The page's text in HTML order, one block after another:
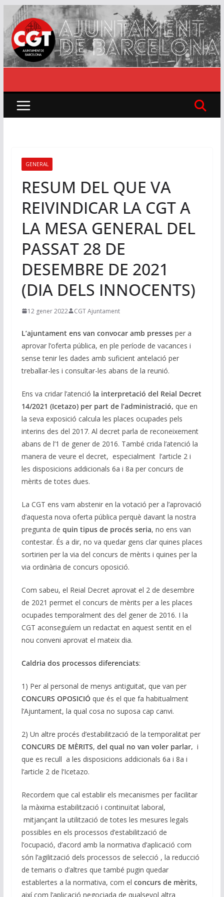
Skip
to
content
GENERAL
RESUM DEL QUE VA
REIVINDICAR LA CGT A
LA MESA GENERAL DEL
PASSAT 28 DE
DESEMBRE DE 2021
(DIA DELS INNOCENTS)
12 gener 2022 CGT Ajuntament
L’ajuntament ens van convocar amb presses per a
aprovar l’oferta pública, en ple període de vacances i
sense tenir les dades amb suficient antelació per
treballar-les i consultar-les abans de la reunió.
Ens va cridar l’atenció la interpretació del Reial Decret
14/2021 (Icetazo) per part de l’administració, que en
la seva exposició calcula les places ocupades pels
interins des del 2017. Al decret parla de reconeixement
abans de l’1 de gener de 2016. També crida l’atenció la
manera de veure el decret, especialment l’article 2 i
les disposicions addicionals 6a i 8a per concurs de
mèrits de totes dues.
La CGT ens vam abstenir en la votació per a l’aprovació
d’aquesta nova oferta pública perquè davant la nostra
pregunta de quin tipus de procés seria, no ens van
contestar. És a dir, no va quedar gens clar quines places
sortirien per la via del concurs de mèrits i quines per la
via ordinària de concurs oposició.
Com sabeu, el Reial Decret aprovat el 2 de desembre
de 2021 permet el concurs de mèrits per a les places
ocupades temporalment des del gener de 2016. I la
CGT aconseguíem un redactat en aquest sentit en el
nou conveni aprovat el mateix dia.
Caldria dos processos diferenciats:
1) Per al personal de menys antiguitat, que van per
CONCURS OPOSICIÓque és el que fa habitualment
l’Ajuntament, la qual cosa no suposa cap canvi.
2) Un altre procés d’estabilització de la temporalitat per
CONCURS DE MÈRITS, del qual no van voler parlar, i
que es recull a les disposicions addicionals 6a i 8a i
l’article 2 de l’Icetazo.
Recordem que cal establir els mecanismes per facilitar
la màxima estabilització i continuïtat laboral,
mitjançant la utilització de totes les mesures legals
possibles en els processos d’estabilització de
l’ocupació, d’acord amb la normativa d’aplicació com
són l’agilització dels processos de selecció , la reducció
de temaris o d’altres que també pugin quedar
establertes a la normativa, com el concurs de mèrits,
així com l’aplicació negociada de qualsevol altra